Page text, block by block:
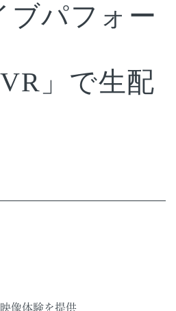
ブパフォー
」で生配
像体験を提供